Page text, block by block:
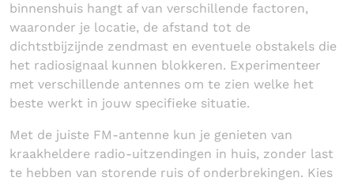
binnenshuis hangt af van verschillende factoren,
waaronder je locatie, de afstand tot de
dichtstbijzijnde zendmast en eventuele obstakels die
het radiosignaal kunnen blokkeren. Experimenteer
met verschillende antennes om te zien welke het
beste werkt in jouw specifieke situatie.
Met de juiste FM-antenne kun je genieten van
kraakheldere radio-uitzendingen in huis, zonder last
te hebben van storende ruis of onderbrekingen. Kies